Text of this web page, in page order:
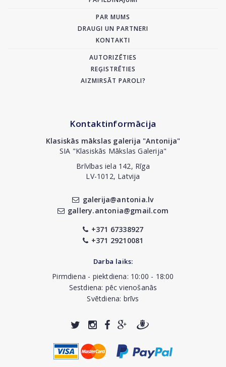
PAR MUMS
DRAUGI UN PARTNERI
KONTAKTI
AUTORIZĒTIES
REĢISTRĒTIES
AIZMIRSĀT PAROLI?
Kontaktinformācija
Klasiskās mākslas galerija "Antonija"
SIA "Klasiskās Mākslas Galerija"
Brīvības iela 142, Rīga
LV-1012, Latvija
galerija@antonia.lv
gallery.antonia@gmail.com
+371 67338927
+371 29210081
Darba laiks:
Pirmdiena - piektdiena: 10:00 - 18:00
Sestdiena: pēc vienošanās
Svētdiena: brīvs